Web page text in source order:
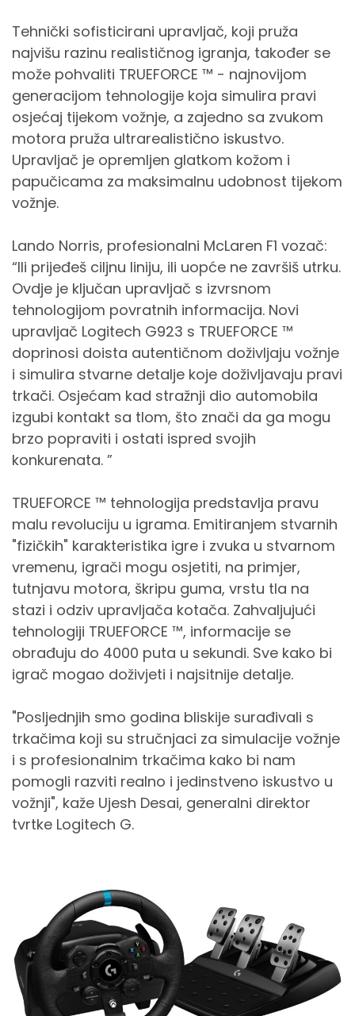
Tehnički sofisticirani upravljač, koji pruža
najvišu razinu realističnog igranja, također se
može pohvaliti TRUEFORCE ™ - najnovijom
generacijom tehnologije koja simulira pravi
osjećaj tijekom vožnje, a zajedno sa zvukom
motora pruža ultrarealistično iskustvo.
Upravljač je opremljen glatkom kožom i
papučicama za maksimalnu udobnost tijekom
vožnje.
Lando Norris, profesionalni McLaren F1 vozač:
“Ili prijeđeš ciljnu liniju, ili uopće ne završiš utrku.
Ovdje je ključan upravljač s izvrsnom
tehnologijom povratnih informacija. Novi
upravljač Logitech G923 s TRUEFORCE ™
doprinosi doista autentičnom doživljaju vožnje
i simulira stvarne detalje koje doživljavaju pravi
trkači. Osjećam kad stražnji dio automobila
izgubi kontakt sa tlom, što znači da ga mogu
brzo popraviti i ostati ispred svojih
konkurenata. ”
TRUEFORCE ™ tehnologija predstavlja pravu
malu revoluciju u igrama. Emitiranjem stvarnih
"fizičkih" karakteristika igre i zvuka u stvarnom
vremenu, igrači mogu osjetiti, na primjer,
tutnjavu motora, škripu guma, vrstu tla na
stazi i odziv upravljača kotača. Zahvaljujući
tehnologiji TRUEFORCE ™, informacije se
obrađuju do 4000 puta u sekundi. Sve kako bi
igrač mogao doživjeti i najsitnije detalje.
"Posljednjih smo godina bliskije surađivali s
trkačima koji su stručnjaci za simulacije vožnje
i s profesionalnim trkačima kako bi nam
pomogli razviti realno i jedinstveno iskustvo u
vožnji", kaže Ujesh Desai, generalni direktor
tvrtke Logitech G.